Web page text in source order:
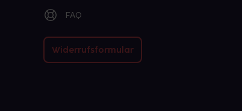
FAQ
Widerrufsformular